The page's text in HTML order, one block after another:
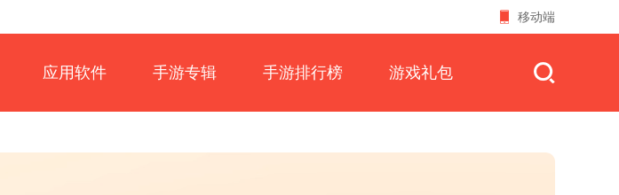
移动端
应用软件 手游专辑 手游排行榜 游戏礼包